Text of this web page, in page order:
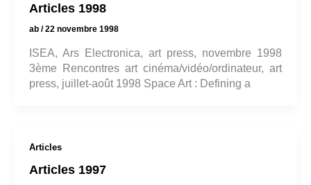
Articles 1998
ab /22 novembre 1998
ISEA, Ars Electronica, art press, novembre 1998
3ème Rencontres art cinéma/vidéo/ordinateur, art
press, juillet-août 1998 Space Art : Defining a
Articles
Articles 1997